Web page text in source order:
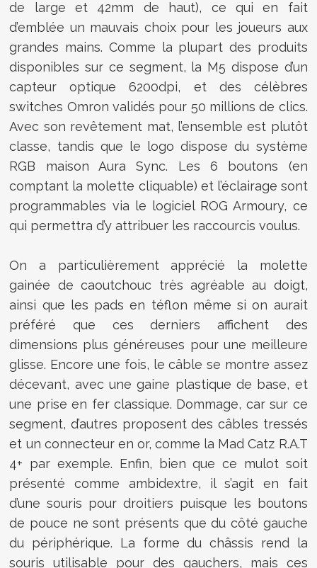
de large et 42mm de haut), ce qui en fait
d’emblée un mauvais choix pour les joueurs aux
grandes mains. Comme la plupart des produits
disponibles sur ce segment, la M5 dispose d’un
capteur optique 6200dpi, et des célèbres
switches Omron validés pour 50 millions de clics.
Avec son revêtement mat, l’ensemble est plutôt
classe, tandis que le logo dispose du système
RGB maison Aura Sync. Les 6 boutons (en
comptant la molette cliquable) et l’éclairage sont
programmables via le logiciel ROG Armoury, ce
qui permettra d’y attribuer les raccourcis voulus.
On a particulièrement apprécié la molette
gainée de caoutchouc très agréable au doigt,
ainsi que les pads en téflon même si on aurait
préféré que ces derniers affichent des
dimensions plus généreuses pour une meilleure
glisse. Encore une fois, le câble se montre assez
décevant, avec une gaine plastique de base, et
une prise en fer classique. Dommage, car sur ce
segment, d’autres proposent des câbles tressés
et un connecteur en or, comme la Mad Catz R.A.T
4+ par exemple. Enfin, bien que ce mulot soit
présenté comme ambidextre, il s’agit en fait
d’une souris pour droitiers puisque les boutons
de pouce ne sont présents que du côté gauche
du périphérique. La forme du châssis rend la
souris utilisable pour des gauchers, mais ces